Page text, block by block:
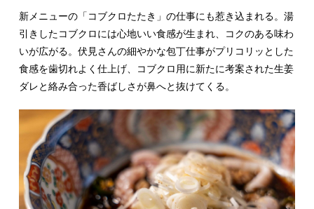
新メニューの「コブクロたたき」の仕事にも惹き込まれる。湯
引きしたコブクロには心地いい食感が生まれ、コクのある味わ
いが広がる。伏見さんの細やかな包丁仕事がプリコリッとした
食感を歯切れよく仕上げ、コブクロ用に新たに考案された生姜
ダレと絡み合った香ばしさが鼻へと抜けてくる。